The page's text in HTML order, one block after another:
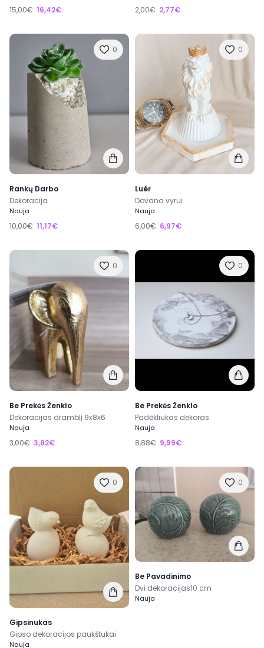
15,00€ 16,42€ 2,00€ 2,77€
0
Rankų Darbo
Dekoracija
Nauja
10,00€ 11,17€
0
Luér
Dovana vyrui
Nauja
6,00€ 6,97€
0
Be Prekės Ženklo
Dekoracijas dramblį 9x8x6
Nauja
3,00€ 3,82€
0
Be Prekės Ženklo
Padėkliukas dekoras
Nauja
8,88€ 9,99€
0
Gipsinukas
Gipso dekoracijos paukštukai
Nauja
0
Be Pavadinimo
Dvi dekoracijas10 cm
Nauja